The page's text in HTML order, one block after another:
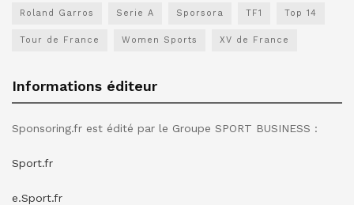
Roland Garros Serie A Sporsora TF1 Top 14
Tour de France Women Sports XV de France
Informations éditeur
Sponsoring.fr est édité par le Groupe SPORT BUSINESS :
Sport.fr
e.Sport.fr